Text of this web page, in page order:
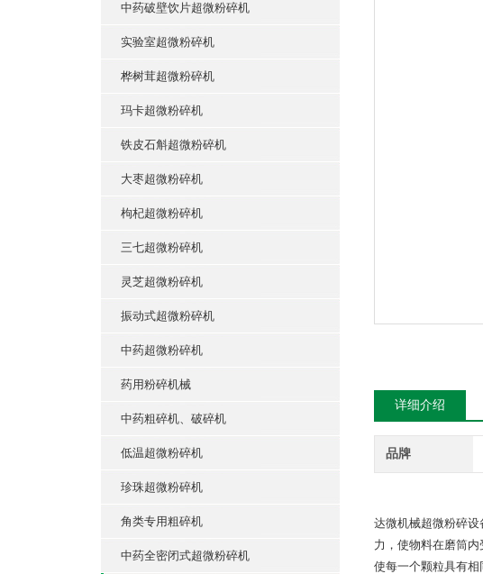
中药破壁饮片超微粉碎机
实验室超微粉碎机
桦树茸超微粉碎机
玛卡超微粉碎机
铁皮石斛超微粉碎机
大枣超微粉碎机
枸杞超微粉碎机
三七超微粉碎机
灵芝超微粉碎机
振动式超微粉碎机
中药超微粉碎机
药用粉碎机械
中药粗碎机、破碎机
低温超微粉碎机
珍珠超微粉碎机
角类专用粗碎机
中药全密闭式超微粉碎机
详细介绍
品牌
达微机械超微粉碎
力，使物料在磨筒
使每一个颗粒具有